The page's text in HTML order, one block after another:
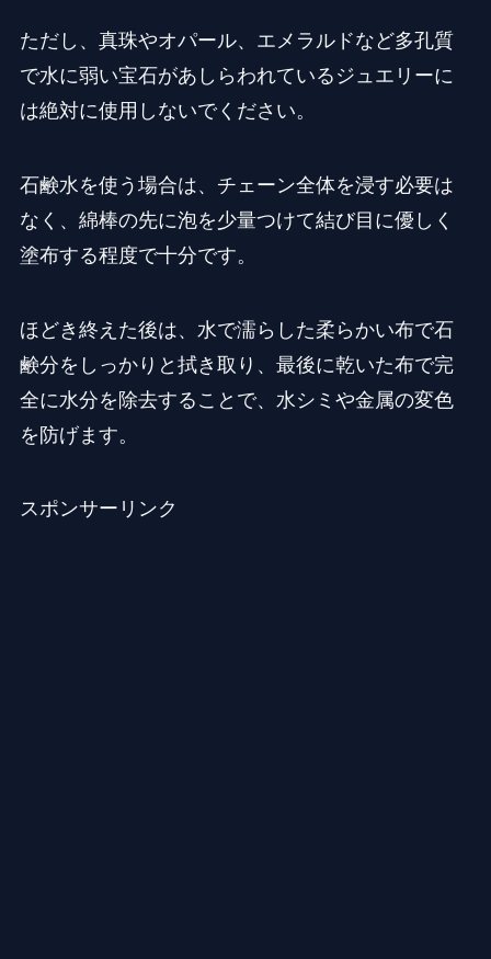
ただし、真珠やオパール、エメラルドなど多孔質
で水に弱い宝石があしらわれているジュエリーに
は絶対に使用しないでください。
石鹸水を使う場合は、チェーン全体を浸す必要は
なく、綿棒の先に泡を少量つけて結び目に優しく
塗布する程度で十分です。
ほどき終えた後は、水で濡らした柔らかい布で石
鹸分をしっかりと拭き取り、最後に乾いた布で完
全に水分を除去することで、水シミや金属の変色
を防げます。
スポンサーリンク